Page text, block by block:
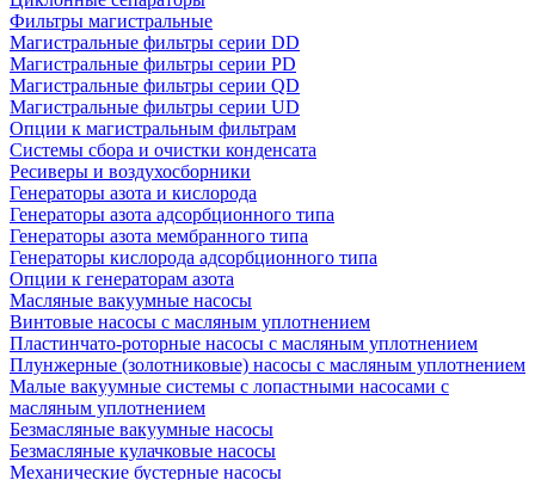
Фильтры магистральные
Магистральные фильтры серии DD
Магистральные фильтры серии PD
Магистральные фильтры серии QD
Магистральные фильтры серии UD
Опции к магистральным фильтрам
Системы сбора и очистки конденсата
Ресиверы и воздухосборники
Генераторы азота и кислорода
Генераторы азота адсорбционного типа
Генераторы азота мембранного типа
Генераторы кислорода адсорбционного типа
Опции к генераторам азота
Масляные вакуумные насосы
Винтовые насосы с масляным уплотнением
Пластинчато-роторные насосы с масляным уплотнением
Плунжерные (золотниковые) насосы с масляным уплотнением
Малые вакуумные системы с лопастными насосами с
масляным уплотнением
Безмасляные вакуумные насосы
Безмасляные кулачковые насосы
Механические бустерные насосы